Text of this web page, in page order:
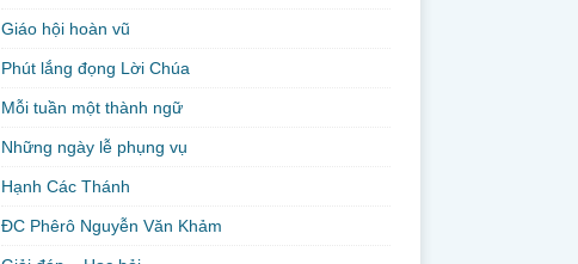
Giáo hội hoàn vũ
Phút lắng đọng Lời Chúa
Mỗi tuần một thành ngữ
Những ngày lễ phụng vụ
Hạnh Các Thánh
ĐC Phêrô Nguyễn Văn Khảm